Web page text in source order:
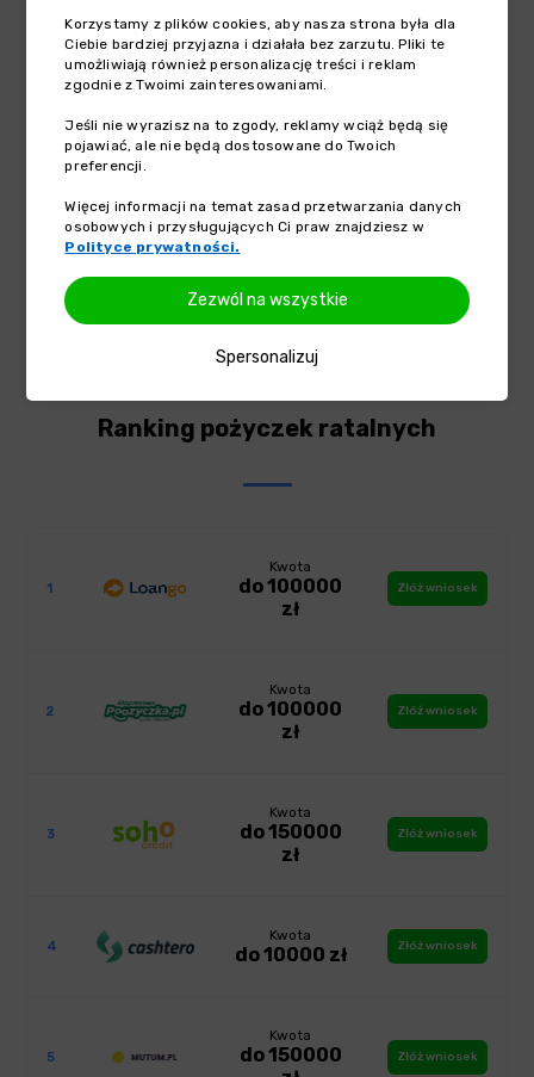
Na jak długo? mies.
-
3 mies. 120 mies.
Pożyczki od 91 dni do 120 miesięcy | Reprezentatywny przykład:
kwota pożyczki 5 000 zł, okres 12 mies., oprocentowanie 7,2%,
RRSO 34,97%, całkowita kwota do spłaty 5 859,96 zł, 12 równych rat
po 488,33 zł. Maks. RRSO: 311,72%.
Ranking pożyczek ratalnych
1
Kwota
do 100000
zł
Złóż wniosek
2
Kwota
do 100000
zł
Złóż wniosek
3
Kwota
do 150000
zł
Złóż wniosek
4
Kwota
do 10000 zł Złóż wniosek
5
Kwota
do 150000
Złóż wniosek
Korzystamy z plików cookies, aby nasza strona była dla
Ciebie bardziej przyjazna i działała bez zarzutu. Pliki te
umożliwiają również personalizację treści i reklam
zgodnie z Twoimi zainteresowaniami.
Jeśli nie wyrazisz na to zgody, reklamy wciąż będą się
pojawiać, ale nie będą dostosowane do Twoich
preferencji.
Więcej informacji na temat zasad przetwarzania danych
osobowych i przysługujących Ci praw znajdziesz w
Polityce prywatności.
Spersonalizuj
Zezwól na wszystkie